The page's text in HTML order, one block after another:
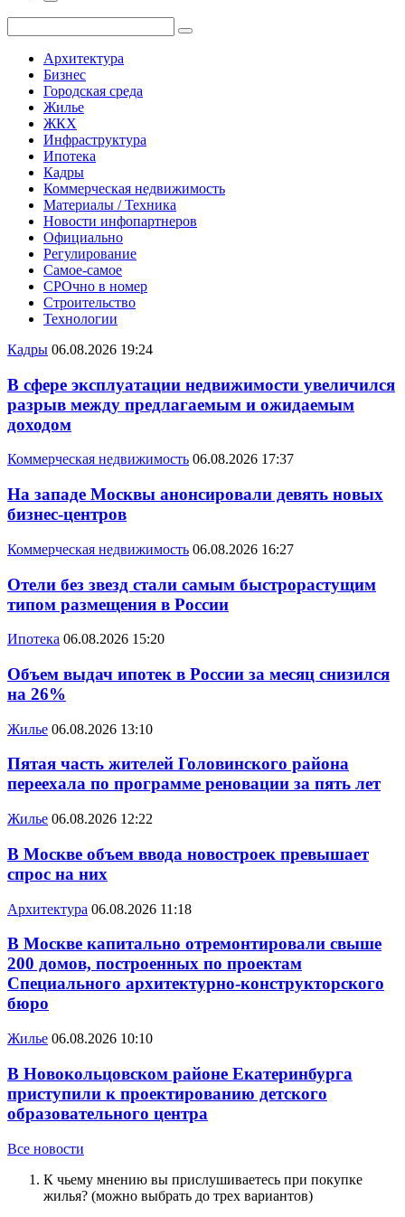
Архитектура
Бизнес
Городская среда
Жилье
ЖКХ
Инфраструктура
Ипотека
Кадры
Коммерческая недвижимость
Материалы / Техника
Новости инфопартнеров
Официально
Регулирование
Самое-самое
СРОчно в номер
Строительство
Технологии
Кадры 06.08.2026 19:24
В сфере эксплуатации недвижимости увеличился
разрыв между предлагаемым и ожидаемым
доходом
Коммерческая недвижимость 06.08.2026 17:37
На западе Москвы анонсировали девять новых
бизнес-центров
Коммерческая недвижимость 06.08.2026 16:27
Отели без звезд стали самым быстрорастущим
типом размещения в России
Ипотека 06.08.2026 15:20
Объем выдач ипотек в России за месяц снизился
на 26%
Жилье 06.08.2026 13:10
Пятая часть жителей Головинского района
переехала по программе реновации за пять лет
Жилье 06.08.2026 12:22
В Москве объем ввода новостроек превышает
спрос на них
Архитектура 06.08.2026 11:18
В Москве капитально отремонтировали свыше
200 домов, построенных по проектам
Специального архитектурно-конструкторского
бюро
Жилье 06.08.2026 10:10
В Новокольцовском районе Екатеринбурга
приступили к проектированию детского
образовательного центра
Все новости
К чьему мнению вы прислушиваетесь при покупке
жилья? (можно выбрать до трех вариантов)